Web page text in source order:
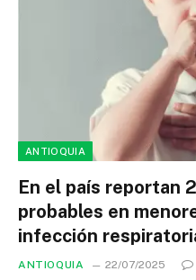
ANTIOQUIA
En el país reportan
probables en
infección
ANTIOQUIA 22/07/2025